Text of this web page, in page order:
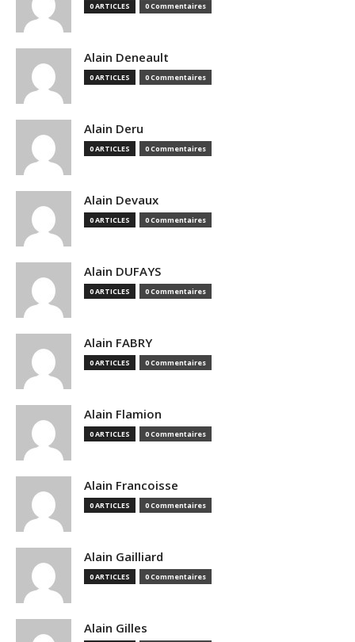
0 ARTICLES 0 Commentaires
Alain Deneault
0 ARTICLES 0 Commentaires
Alain Deru
0 ARTICLES 0 Commentaires
Alain Devaux
0 ARTICLES 0 Commentaires
Alain DUFAYS
0 ARTICLES 0 Commentaires
Alain FABRY
0 ARTICLES 0 Commentaires
Alain Flamion
0 ARTICLES 0 Commentaires
Alain Francoisse
0 ARTICLES 0 Commentaires
Alain Gailliard
0 ARTICLES 0 Commentaires
Alain Gilles